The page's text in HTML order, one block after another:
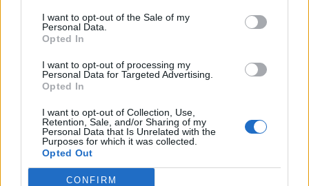
I want to opt-out of the Sale of my
Personal Data.
Opted In
I want to opt-out of processing my
Personal Data for Targeted Advertising.
Opted In
I want to opt-out of Collection, Use,
Retention, Sale, and/or Sharing of my
Personal Data that Is Unrelated with the
Purposes for which it was collected.
Opted Out
CONFIRM
TAIP PAT SKAITYKITE